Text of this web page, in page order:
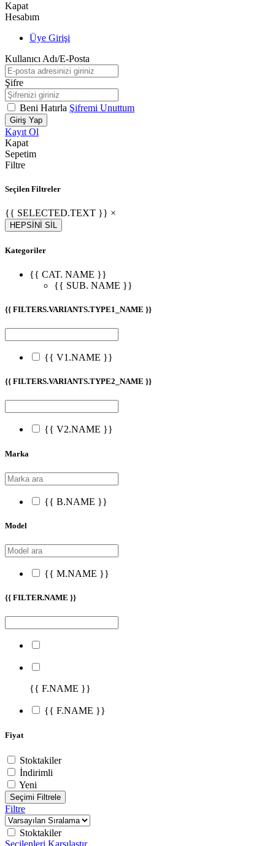
Kapat
Hesabım
Üye Girişi
Kullanıcı Adı/E-Posta
Şifre
Beni Hatırla Şifremi Unuttum
Giriş Yap
Kayıt Ol
Kapat
Sepetim
Filtre
Seçilen Filtreler
{{ SELECTED.TEXT }} ×
HEPSİNİ SİL
Kategoriler
{{ CAT. NAME }}
{{ SUB. NAME }}
{{ FILTERS.VARIANTS.TYPE1_NAME }}
{{ V1.NAME }}
{{ FILTERS.VARIANTS.TYPE2_NAME }}
{{ V2.NAME }}
Marka
{{ B.NAME }}
Model
{{ M.NAME }}
{{ FILTER.NAME }}
{{ F.NAME }}
{{ F.NAME }}
Fiyat
Stoktakiler
İndirimli
Yeni
Seçimi Filtrele
Filtre
Stoktakiler
Seçilenleri Karşılaştır